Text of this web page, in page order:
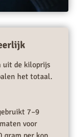
uit de kiloprijs
het totaal.
7–9
voor